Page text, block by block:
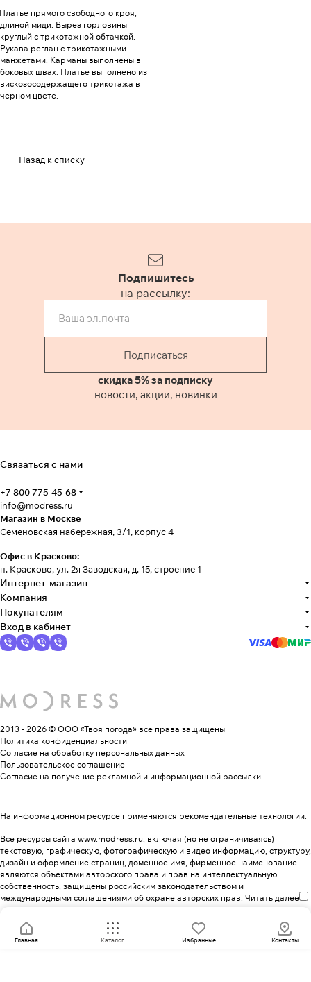
Платье прямого свободного кроя,
длиной миди. Вырез горловины
круглый с трикотажной обтачкой.
Рукава реглан с трикотажными
манжетами. Карманы выполнены в
боковых швах. Платье выполнено из
вискозосодержащего трикотажа в
черном цвете.
Назад к списку
Подпишитесь
на рассылку:
Подписаться
скидка 5% за подписку
новости, акции, новинки
Связаться с нами
+7 800 775-45-68
info@modress.ru
Магазин в Москве
Семеновская набережная, 3/1, корпус 4
Офис в Красково:
п. Красково, ул. 2я Заводская, д. 15, строение 1
Интернет-магазин
Компания
Покупателям
Вход в кабинет
2013 - 2026 © ООО «Твоя погода» все права защищены
Политика конфиденциальности
Согласие на обработку персональных данных
Пользовательское соглашение
Согласие на получение рекламной и информационной рассылки
На информационном ресурсе применяются рекомендательные технологии.
Все ресурсы сайта www.modress.ru, включая (но не ограничиваясь)
текстовую, графическую, фотографическую и видео информацию, структуру,
дизайн и оформление страниц, доменное имя, фирменное наименование
являются объектами авторского права и прав на интеллектуальную
собственность, защищены российским законодательством и
международными соглашениями об охране авторских прав. Читать далее
Главная Каталог Избранные Контакты